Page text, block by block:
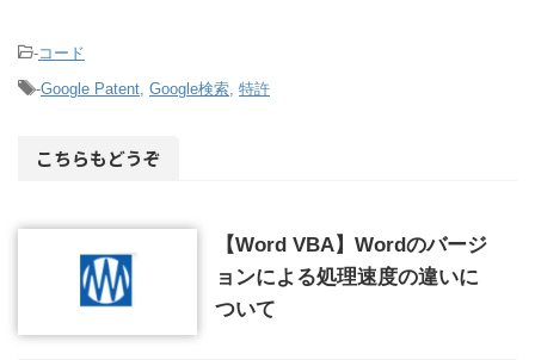
-コード
-Google Patent Google検索 特許
こちらもどうぞ
【Word VBA】Wordのバージ
ョンによる処理速度の違いに
ついて